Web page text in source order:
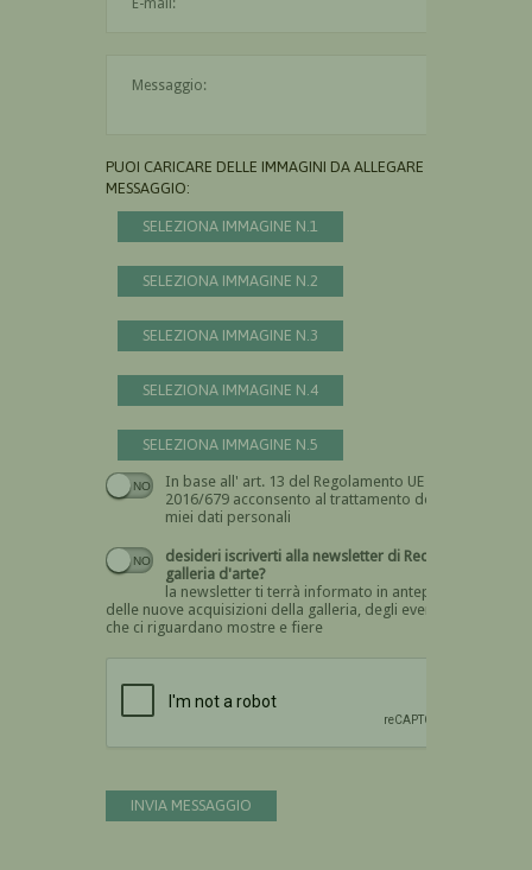
PUOI CARICARE DELLE IMMAGINI DA ALLEGARE AL
MESSAGGIO:
SELEZIONA IMMAGINE N.1
SELEZIONA IMMAGINE N.2
SELEZIONA IMMAGINE N.3
SELEZIONA IMMAGINE N.4
SELEZIONA IMMAGINE N.5
In base all' art. 13 del Regolamento UE n.
2016/679 acconsento al trattamento dei
miei dati personali
Devi dare il consenso
desideri iscriverti alla newsletter di Recta
galleria d'arte?
la newsletter ti terrà informato in anteprima
delle nuove acquisizioni della galleria, degli eventi
che ci riguardano mostre e fiere
INVIA MESSAGGIO